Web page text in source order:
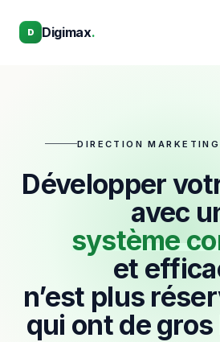
D Digimax.
DIRECTION
Développer
avec
système
et
n’est plus
qui ont de